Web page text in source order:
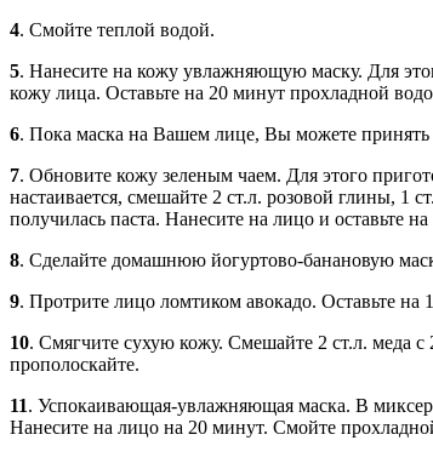
4. Смойте теплой водой.
5. Нанесите на кожу увлажняющую маску. Для
кожу лица. Оставьте на 20 минут прохладной
6. Пока маска на Вашем лице, Вы можете принять
7. Обновите кожу зеленым чаем. Для этого
настаивается, смешайте 2 ст.л. розовой глины, 1
получилась паста. Нанесите на лицо и оставьте
8. Сделайте домашнюю йогуртово-банановую
9. Протрите лицо ломтиком авокадо. Оставьте на
10. Смягчите сухую кожу. Смешайте 2 ст.л. меда
прополоскайте.
11. Успокаивающая-увлажняющая маска. В
Нанесите на лицо на 20 минут. Смойте